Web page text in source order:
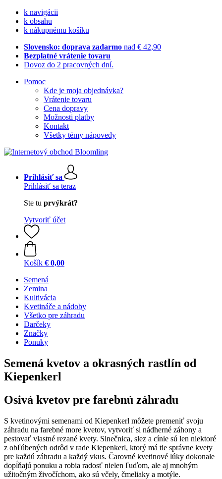
k navigácii
k obsahu
k nákupnému košíku
Slovensko: doprava zadarmo nad € 42,90
Bezplatné vrátenie tovaru
Dovoz do 2 pracovných dní.
Pomoc
Kde je moja objednávka?
Vrátenie tovaru
Cena dopravy
Možnosti platby
Kontakt
Všetky témy nápovedy
Prihlásiť sa
Prihlásiť sa teraz
Ste tu prvýkrát?
Vytvoriť účet
Košík € 0,00
Semená
Zemina
Kultivácia
Kvetináče a nádoby
Všetko pre záhradu
Darčeky
Značky
Ponuky
Semená kvetov a okrasných rastlín od
Kiepenkerl
Osivá kvetov pre farebnú záhradu
S kvetinovými semenami od Kiepenkerl môžete premeniť svoju
záhradu na farebné more kvetov, vytvoriť si nádherné záhony a
pestovať vlastné rezané kvety. Slnečnica, slez a cínie sú len niektoré
z obľúbených odrôd v rade Kiepenkerl, ktorý má tie správne kvety
pre každú záhradu a každý vkus. Čarovné kvetinové lúky dokonale
dopĺňajú ponuku a robia radosť nielen ľuďom, ale aj mnohým
užitočným živočíchom, ako sú včely, čmeliaky a motýle.